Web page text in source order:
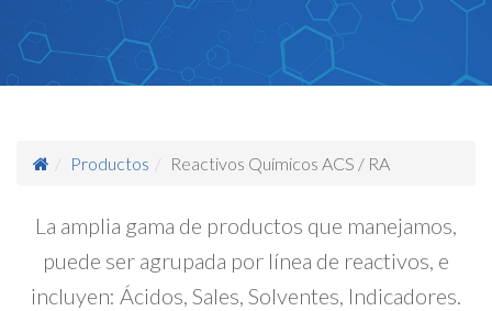
Productos Reactivos Químicos ACS / RA
La amplia gama de productos que manejamos,
puede ser agrupada por línea de reactivos, e
incluyen: Ácidos, Sales, Solventes, Indicadores.